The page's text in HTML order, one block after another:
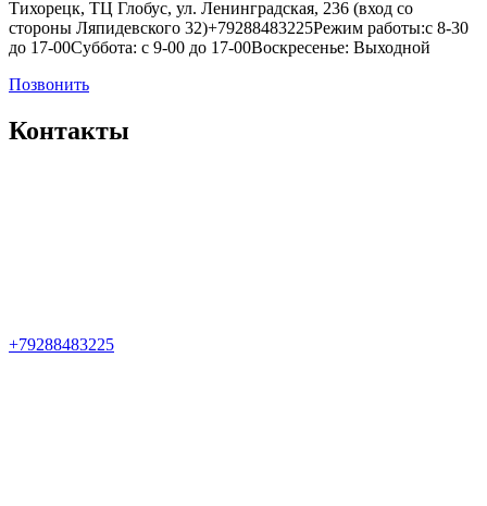
Тихорецк, ТЦ Глобус, ул. Ленинградская, 236 (вход со
стороны Ляпидевского 32)+79288483225Режим работы:с 8-30
до 17-00Суббота: с 9-00 до 17-00Воскресенье: Выходной
Позвонить
Контакты
+79288483225